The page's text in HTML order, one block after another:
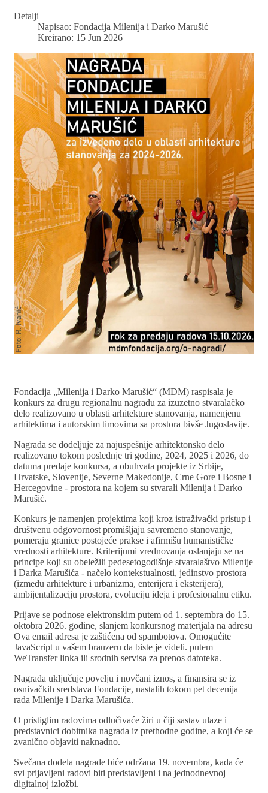
Detalji
Napisao: Fondacija Milenija i Darko Marušić
Kreirano: 15 Jun 2026
Fondacija „Milenija i Darko Marušić“ (MDM) raspisala je
konkurs za drugu regionalnu nagradu za izuzetno stvaralačko
delo realizovano u oblasti arhitekture stanovanja, namenjenu
arhitektima i autorskim timovima sa prostora bivše Jugoslavije.
Nagrada se dodeljuje za najuspešnije arhitektonsko delo
realizovano tokom poslednje tri godine, 2024, 2025 i 2026, do
datuma predaje konkursa, a obuhvata projekte iz Srbije,
Hrvatske, Slovenije, Severne Makedonije, Crne Gore i Bosne i
Hercegovine - prostora na kojem su stvarali Milenija i Darko
Marušić.
Konkurs je namenjen projektima koji kroz istraživački pristup i
društvenu odgovornost promišljaju savremeno stanovanje,
pomeraju granice postojeće prakse i afirmišu humanističke
vrednosti arhitekture. Kriterijumi vrednovanja oslanjaju se na
principe koji su obeležili pedesetogodišnje stvaralaštvo Milenije
i Darka Marušića - načelo kontekstualnosti, jedinstvo prostora
(između arhitekture i urbanizma, enterijera i eksterijera),
ambijentalizaciju prostora, evoluciju ideja i profesionalnu etiku.
Prijave se podnose elektronskim putem od 1. septembra do 15.
oktobra 2026. godine, slanjem konkursnog materijala na adresu
Ova email adresa je zaštićena od spambotova. Omogućite
JavaScript u vašem brauzeru da biste je videli. putem
WeTransfer linka ili srodnih servisa za prenos datoteka.
Nagrada uključuje povelju i novčani iznos, a finansira se iz
osnivačkih sredstava Fondacije, nastalih tokom pet decenija
rada Milenije i Darka Marušića.
O pristiglim radovima odlučivaće žiri u čiji sastav ulaze i
predstavnici dobitnika nagrada iz prethodne godine, a koji će se
zvanično objaviti naknadno.
Svečana dodela nagrade biće održana 19. novembra, kada će
svi prijavljeni radovi biti predstavljeni i na jednodnevnoj
digitalnoj izložbi.